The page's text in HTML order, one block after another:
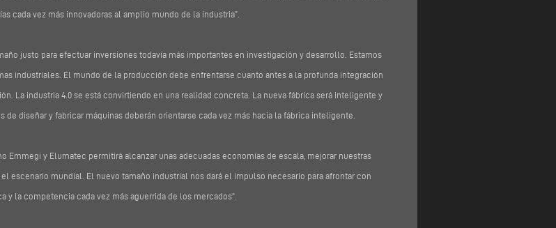
cada vez más innovadoras al amplio mundo de la industria”.
justo para efectuar inversiones todavía más importantes en investigación y desarrollo. Estamos
industriales. El mundo de la producción debe enfrentarse cuanto antes a la profunda integración
La industria 4.0 se está convirtiendo en una realidad concreta. La nueva fábrica será inteligente y
diseñar y fabricar máquinas deberán orientarse cada vez más hacia la fábrica inteligente.
Emmegi y Elumatec permitirá alcanzar unas adecuadas economías de escala, mejorar nuestras
escenario mundial. El nuevo tamaño industrial nos dará el impulso necesario para afrontar con
la competencia cada vez más aguerrida de los mercados”.